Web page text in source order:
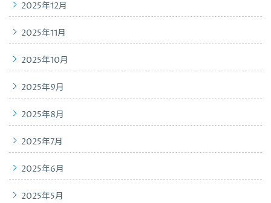
2025年12月
2025年11月
2025年10月
2025年9月
2025年8月
2025年7月
2025年6月
2025年5月